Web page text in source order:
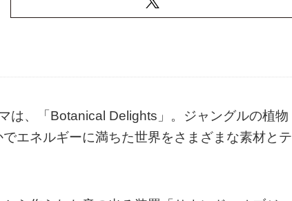
は、「Botanical Delights」。ジャングルの植物
エネルギーに満ちた世界をさまざまな素材とテ